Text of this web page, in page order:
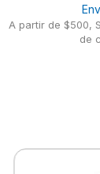
A partir de $500,
de